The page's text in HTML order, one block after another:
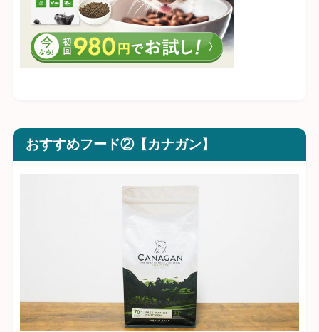
おすすめフード②【カナガン】